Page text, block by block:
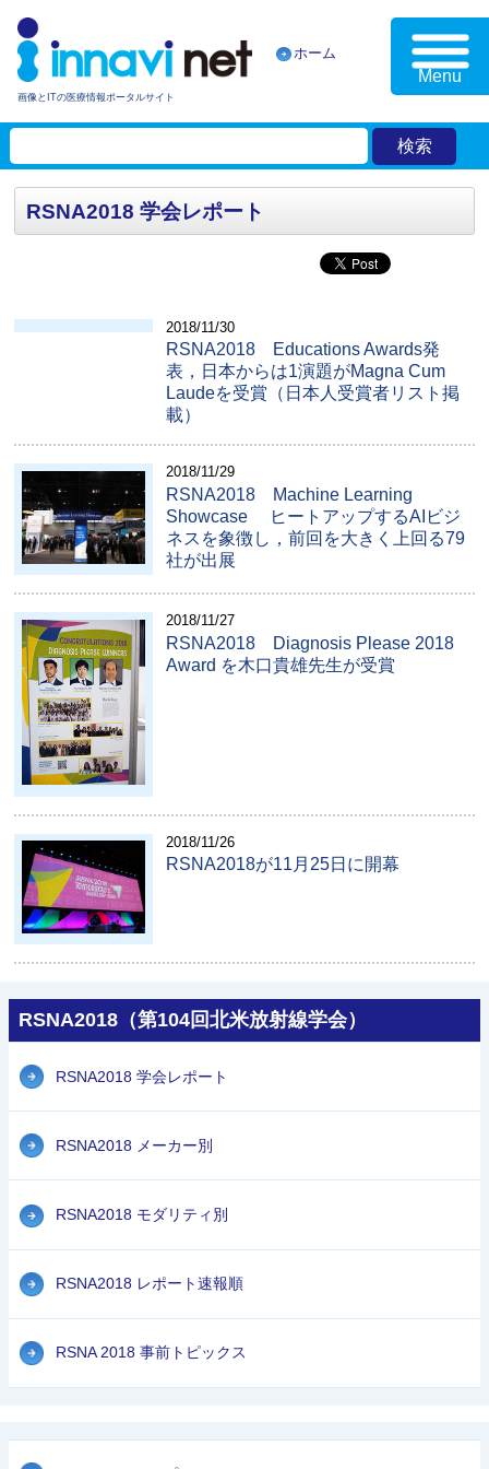
画像とITの医療情報ポータルサイト
ホーム
Menu
RSNA2018 学会レポート
2018/11/30
RSNA2018 Educations Awards発
表，日本からは1演題がMagna Cum
Laudeを受賞（日本人受賞者リスト掲
載）
2018/11/29
RSNA2018 Machine Learning
Showcase ヒートアップするAIビジ
ネスを象徴し，前回を大きく上回る79
社が出展
2018/11/27
RSNA2018 Diagnosis Please 2018
Award を木口貴雄先生が受賞
2018/11/26
RSNA2018が11月25日に開幕
RSNA2018（第104回北米放射線学会）
RSNA2018 学会レポート
RSNA2018 メーカー別
RSNA2018 モダリティ別
RSNA2018 レポート速報順
RSNA 2018 事前トピックス